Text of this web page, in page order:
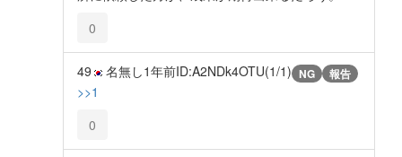
0
49 名無し1年前ID:A2NDk4OTU(1/1) NG 報告
>>1
0